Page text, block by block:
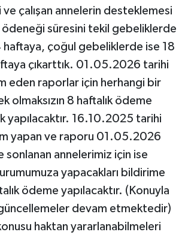
çalışan annelerin desteklemesi
ödeneği süresini tekil gebeliklerde
haftaya, çoğul gebeliklerde ise 18
çıkarttık. 01.05.2026 tarihi
eden raporlar için herhangi bir
olmaksızın 8 haftalık ödeme
yapılacaktır. 16.10.2025 tarihi
yapan ve raporu 01.05.2026
sonlanan annelerimiz için ise
yapacakları bildirime
ödeme yapılacaktır. (Konuyla
devam etmektedir)
haktan yararlanabilmeleri